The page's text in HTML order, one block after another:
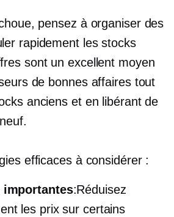
pensez à organiser des
rapidement les stocks
sont un excellent moyen
de bonnes affaires tout
anciens et en libérant de
efficaces à considérer :
importantes:Réduisez
les prix sur certains